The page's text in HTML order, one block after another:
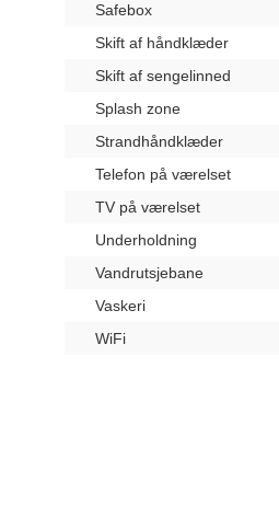
Safebox
Skift af håndklæder
Skift af sengelinned
Splash zone
Strandhåndklæder
Telefon på værelset
TV på værelset
Underholdning
Vandrutsjebane
Vaskeri
WiFi